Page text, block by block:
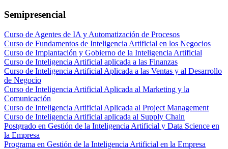
Semipresencial
Curso de Agentes de IA y Automatización de Procesos
Curso de Fundamentos de Inteligencia Artificial en los Negocios
Curso de Implantación y Gobierno de la Inteligencia Artificial
Curso de Inteligencia Artificial aplicada a las Finanzas
Curso de Inteligencia Artificial Aplicada a las Ventas y al Desarrollo
de Negocio
Curso de Inteligencia Artificial Aplicada al Marketing y la
Comunicación
Curso de Inteligencia Artificial Aplicada al Project Management
Curso de Inteligencia Artificial aplicada al Supply Chain
Postgrado en Gestión de la Inteligencia Artificial y Data Science en
la Empresa
Programa en Gestión de la Inteligencia Artificial en la Empresa